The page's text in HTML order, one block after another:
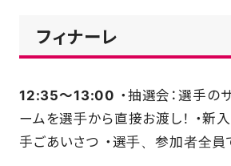
フィナーレ
12:35～13:00 ・抽選会：選手の
ームを選手から直接お渡し！ ・新
手ごあいさつ ・選手、参加者全